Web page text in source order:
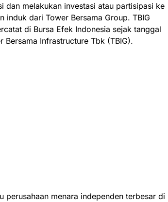
dan melakukan investasi atau partisipasi ke
induk dari Tower Bersama Group. TBIG
di Bursa Efek Indonesia sejak tanggal
Infrastructure Tbk (TBIG).
perusahaan menara independen terbesar di